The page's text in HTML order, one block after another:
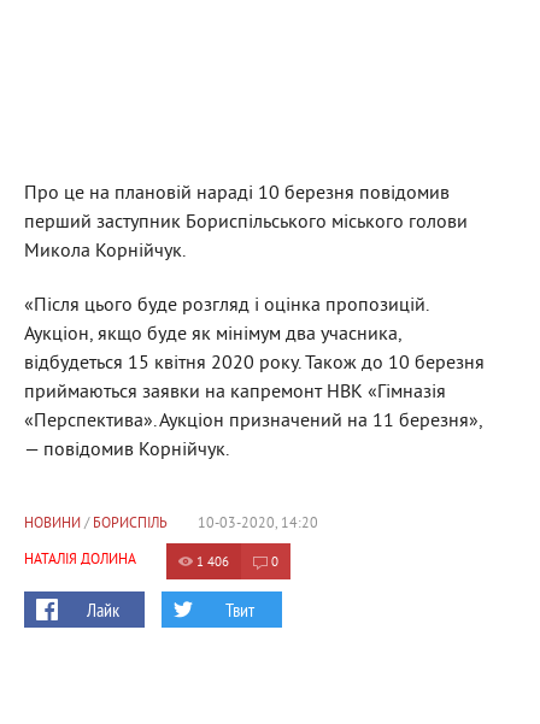
Про це на плановій нараді 10 березня повідомив
перший заступник Бориспільського міського голови
Микола Корнійчук.
«Після цього буде розгляд і оцінка пропозицій.
Аукціон, якщо буде як мінімум два учасника,
відбудеться 15 квітня 2020 року. Також до 10 березня
приймаються заявки на капремонт НВК «Гімназія
«Перспектива». Аукціон призначений на 11 березня»,
— повідомив Корнійчук.
НОВИНИ/ БОРИСПІЛЬ
10-03-2020, 14:20
НАТАЛІЯ ДОЛИНА
1 406 0
Лайк Твит